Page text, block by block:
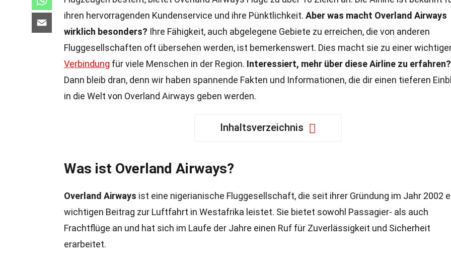
ihren hervorragenden Kundenservice und ihre Pünktlichkeit. Aber was macht Overland Airways
wirklich besonders? Ihre Fähigkeit, auch abgelegene Gebiete zu erreichen, die von anderen
Fluggesellschaften oft übersehen werden, ist bemerkenswert. Dies macht sie zu einer
Verbindung für viele Menschen in der Region. Interessiert, mehr über diese Airline zu erfahren?
Dann bleib dran, denn wir haben spannende Fakten und Informationen, die dir einen tieferen
in die Welt von Overland Airways geben werden.
Inhaltsverzeichnis
Was ist Overland Airways?
Overland Airways ist eine nigerianische Fluggesellschaft, die seit ihrer Gründung im Jahr 2002
wichtigen Beitrag zur Luftfahrt in Westafrika leistet. Sie bietet sowohl Passagier- als auch
Frachtflüge an und hat sich im Laufe der Jahre einen Ruf für Zuverlässigkeit und Sicherheit
erarbeitet.